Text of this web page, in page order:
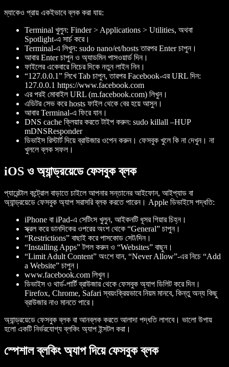
ম্যাকেও প্রায় একইভাবে ব্লক করা যায়:
Terminal খুলুন: Finder > Applications > Utilities, অথবা
Spotlight-এ সার্চ করে।
Terminal-এ লিখুন: sudo nano/et/hosts তারপর Enter চাপুন।
আবার Enter চাপুন ও অ্যাডমিন পাসওয়ার্ড দিন।
ফাইলের একেবারে নিচের দিকে নতুন লাইন নিন।
“127.0.0.1” লিখে Tab চাপুন, তারপর Facebook-এর URL দিন:
127.0.0.1 https://www.facebook.com
এর পরই মোবাইল URL (m.facebook.com) লিখুন।
এডিটর সেভ করে hosts ফাইল থেকে বের হয়ে আসুন।
আবার Terminal-এ ফিরে যান।
DNS cache ক্লিয়ার করতে টাইপ করুন: sudo killall –HUP
mDNSResponder
ডিভাইস রিস্টার্ট দিয়ে ব্রাউজার ওপেন করুন। ফেসবুক খুলে কি না দেখুন। না
খুললে ব্লক সফল।
iOS ও অ্যান্ড্রয়েডে ফেসবুক ব্লক
প্যারেন্টাল কন্ট্রোল বাড়াতে চাইলে আপনার সন্তানের আইফোন, আইপ্যাড বা
অ্যান্ড্রয়েডে ফেসবুক অ্যাপ সরাসরি ব্লক করতে পারেন। Apple ডিভাইসে পদ্ধতি:
iPhone বা iPad-এ সেটিংস খুলুন, আইকনটি ধূসর গিয়ার চিহ্ন।
স্ক্রল করে ডানদিকের ওপরের অংশ থেকে “General” চাপুন।
“Restrictions” বাছাই করে পাসকোড সেট/দিন।
“Installing Apps” টগল করুন ও “Websites” বাছুন।
“Limit Adult Content” অংশে যান, “Never Allow”-এর নিচে “Add
a Website” চাপুন।
www.facebook.com লিখুন।
ডিভাইস ও থার্ড-পার্টি ব্রাউজার থেকে ফেসবুক অ্যাপ ডিলিট করে দিন।
Firefox, Chrome, Safari স্বয়ংক্রিয়ভাবে নিয়ম মানবে, কিন্তু অন্য কিছু
ব্রাউজার নাও মানতে পারে।
অ্যান্ড্রয়েডে ফেসবুক ব্লক বা আনব্লক করতে আলাদা পদ্ধতি লাগবে। ভালো উপায়
হলো একটি নির্ভরযোগ্য ব্লকিং অ্যাপ ইন্সটল করা।
স্পেশাল ব্লকিং অ্যাপ দিয়ে ফেসবুক ব্লক